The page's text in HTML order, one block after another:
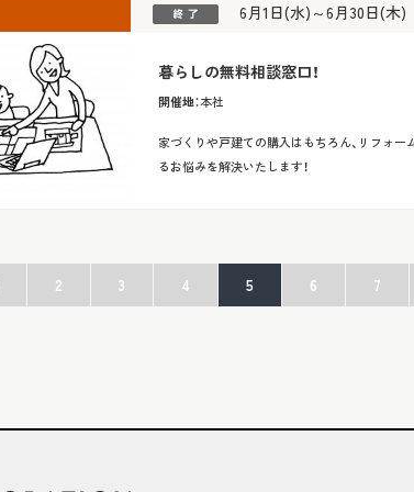
6月1日(水)～6月30日(木)
暮らしの無料相談窓口！
開催地：本社
家づくりや戸建ての購入はもちろん、リフォー
るお悩みを解決いたします！
2 3 4 5 6 7